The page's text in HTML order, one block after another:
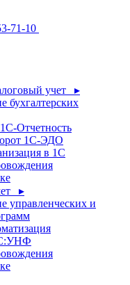
71-10
учет ▸
бухгалтерских
Отчетность
1С-ЭДО
в 1С
▸
управленческих и